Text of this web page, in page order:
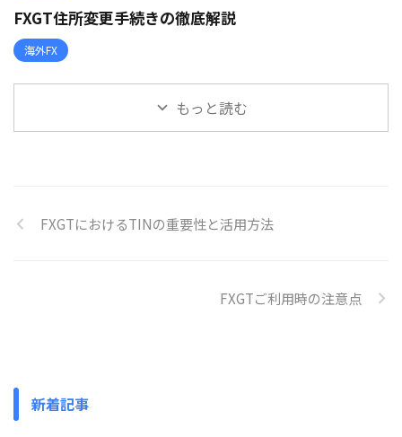
FXGT住所変更手続きの徹底解説
海外FX
もっと読む
FXGTにおけるTINの重要性と活用方法
FXGTご利用時の注意点
新着記事